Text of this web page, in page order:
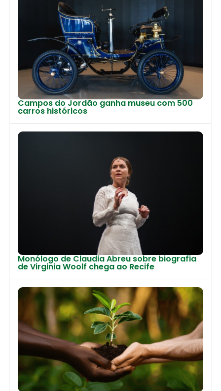
Campos do Jordão ganha museu com 500
carros históricos
Monólogo de Claudia Abreu sobre biografia
de Virginia Woolf chega ao Recife